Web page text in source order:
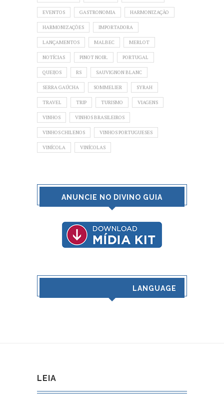
EVENTOS GASTRONOMIA HARMONIZAÇÃO
HARMONIZAÇÕES IMPORTADORA
LANÇAMENTOS MALBEC MERLOT
NOTÍCIAS PINOT NOIR. PORTUGAL
QUEIJOS RS SAUVIGNON BLANC
SERRA GAÚCHA SOMMELIER SYRAH
TRAVEL TRIP TURISMO VIAGENS
VINHOS VINHOS BRASILEIROS
VINHOS CHILENOS VINHOS PORTUGUESES
VINÍCOLA VINÍCOLAS
ANUNCIE NO DIVINO GUIA
LANGUAGE
LEIA